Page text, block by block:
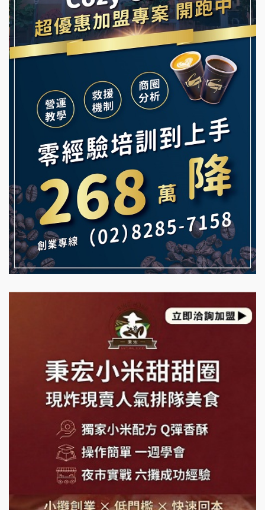
早安山丘加盟說明會
冰封仙果加盟說明會
Ramble Café 漫步藍咖啡加盟說明會
微風亭鐵板燒加盟說明會
鮮茶道加盟說明會
【曉妍美妝】誠徵行政櫃檯
自助洗衣店誠徵代洗收送人員(台中市)
MUSHEN徵SPA美容芳療師
日十。早午食加盟說明會
拾鑶火鍋加盟說明會
龍涎居好湯加盟說明會
舒油頭加盟說明會
義氣豐發雞加盟說明會
Mr.Wish加盟說明會
白鬍泡泡 BOHO POPO加盟說明會
雞咕雞咕加盟說明會
TEA TOP加盟說明會
珍好味臭臭鍋加盟說明會
日十。早午食加盟說明會
莫尼早餐Morni加盟說明會
手作功夫茶加盟說明會
SHARE TEA歇腳亭加盟說明會
潮味決-湯滷專門店加盟說明會
鬍子茶加盟說明會